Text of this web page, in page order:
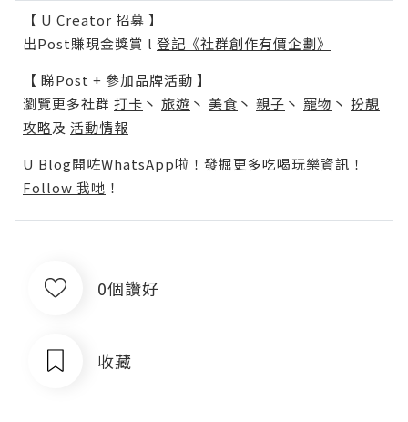
【 U Creator 招募 】
出Post賺現金獎賞 l 登記《社群創作有價企劃》
【 睇Post + 參加品牌活動 】
瀏覽更多社群 打卡 丶 旅遊 丶 美食 丶 親子 丶 寵物 丶 扮靚
攻略及 活動情報
U Blog開咗WhatsApp啦！發掘更多吃喝玩樂資訊！
Follow 我哋 ！
0個讚好
收藏